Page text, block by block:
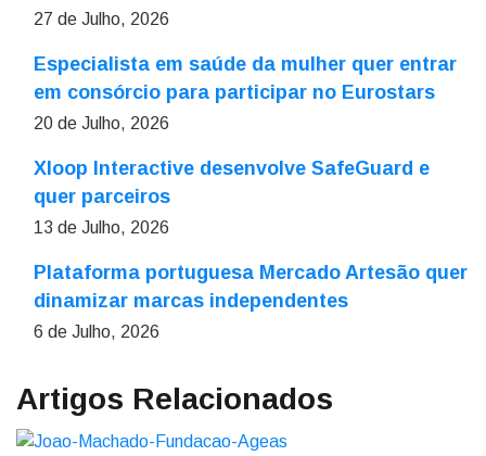
27 de Julho, 2026
Especialista em saúde da mulher quer entrar
em consórcio para participar no Eurostars
20 de Julho, 2026
Xloop Interactive desenvolve SafeGuard e
quer parceiros
13 de Julho, 2026
Plataforma portuguesa Mercado Artesão quer
dinamizar marcas independentes
6 de Julho, 2026
Artigos Relacionados